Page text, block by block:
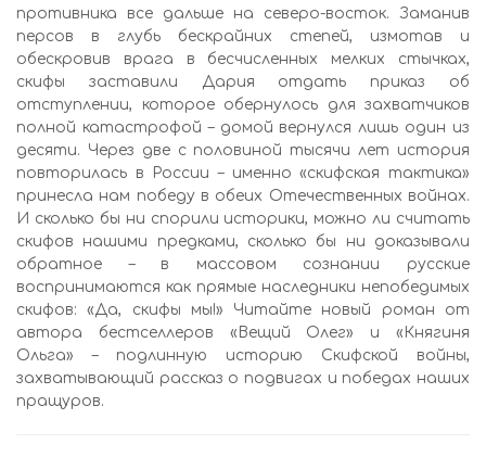
противника все дальше на северо-восток. Заманив
персов в глубь бескрайних степей, измотав и
обескровив врага в бесчисленных мелких стычках,
скифы заставили Дария отдать приказ об
отступлении, которое обернулось для захватчиков
полной катастрофой – домой вернулся лишь один из
десяти. Через две с половиной тысячи лет история
повторилась в России – именно «скифская тактика»
принесла нам победу в обеих Отечественных войнах.
И сколько бы ни спорили историки, можно ли считать
скифов нашими предками, сколько бы ни доказывали
обратное – в массовом сознании русские
воспринимаются как прямые наследники непобедимых
скифов: «Да, скифы мы!» Читайте новый роман от
автора бестселлеров «Вещий Олег» и «Княгиня
Ольга» – подлинную историю Скифской войны,
захватывающий рассказ о подвигах и победах наших
пращуров.